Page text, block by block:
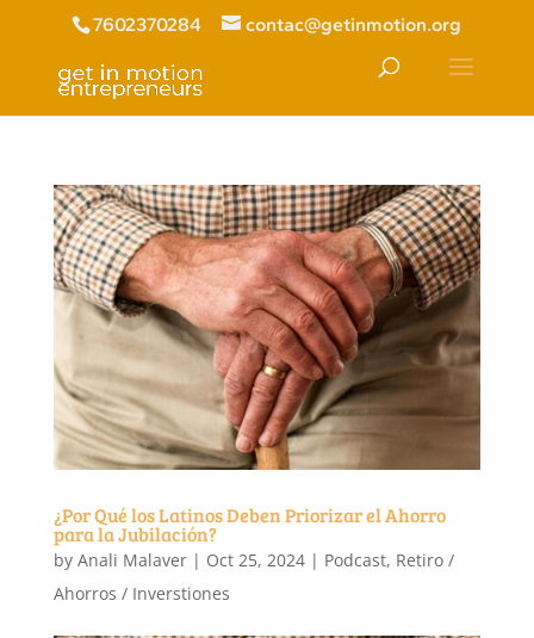
7602370284 contac@getinmotion.org
¿Por Qué los Latinos Deben Priorizar el Ahorro
para la Jubilación?
by Anali Malaver| Oct 25, 2024| Podcast, Retiro /
Ahorros / Inverstiones